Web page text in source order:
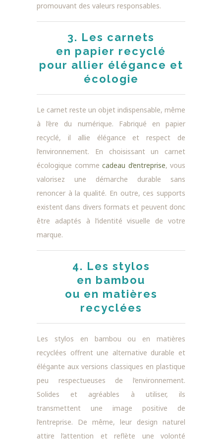
promouvant des valeurs responsables.
3. Les carnets
en papier recyclé
pour allier élégance et
écologie
Le carnet reste un objet indispensable, même
à l’ère du numérique. Fabriqué en papier
recyclé, il allie élégance et respect de
l’environnement. En choisissant un carnet
écologique comme cadeau d’entreprise, vous
valorisez une démarche durable sans
renoncer à la qualité. En outre, ces supports
existent dans divers formats et peuvent donc
être adaptés à l’identité visuelle de votre
marque.
4. Les stylos
en bambou
ou en matières
recyclées
Les stylos en bambou ou en matières
recyclées offrent une alternative durable et
élégante aux versions classiques en plastique
peu respectueuses de l’environnement.
Solides et agréables à utiliser, ils
transmettent une image positive de
l’entreprise. De même, leur design naturel
attire l’attention et reflète une volonté